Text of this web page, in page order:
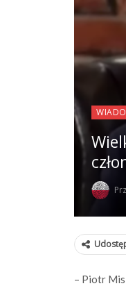
– Piotr